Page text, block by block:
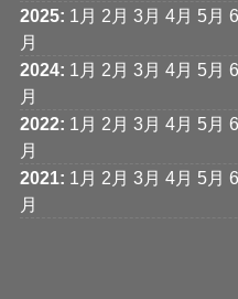
2025: 1月 2月 3月 4月 5月
月
2024: 1月 2月 3月 4月 5月
月
2022: 1月 2月 3月 4月 5月
月
2021: 1月 2月 3月 4月 5月
月